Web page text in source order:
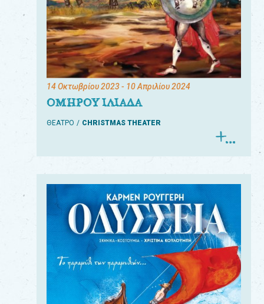
14 Οκτωβρίου 2023- 10 Απριλίου 2024
ΟΜΗΡΟΥ ΙΛΙΑΔΑ
ΘΕΑΤΡΟ CHRISTMAS THEATER